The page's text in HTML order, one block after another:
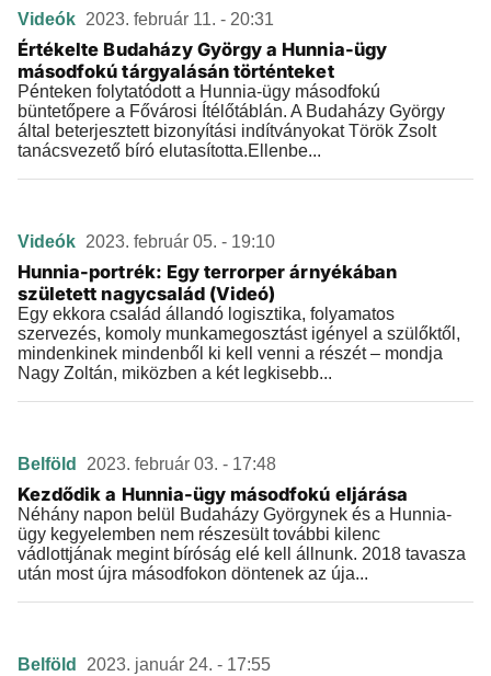
Videók 2023. február 11. - 20:31
Értékelte Budaházy György a Hunnia-ügy
másodfokú tárgyalásán történteket
Pénteken folytatódott a Hunnia-ügy másodfokú
büntetőpere a Fővárosi Ítélőtáblán. A Budaházy György
által beterjesztett bizonyítási indítványokat Török Zsolt
tanácsvezető bíró elutasította.Ellenbe...
Videók 2023. február 05. - 19:10
Hunnia-portrék: Egy terrorper árnyékában
született nagycsalád (Videó)
Egy ekkora család állandó logisztika, folyamatos
szervezés, komoly munkamegosztást igényel a szülőktől,
mindenkinek mindenből ki kell venni a részét – mondja
Nagy Zoltán, miközben a két legkisebb...
Belföld 2023. február 03. - 17:48
Kezdődik a Hunnia-ügy másodfokú eljárása
Néhány napon belül Budaházy Györgynek és a Hunnia-
ügy kegyelemben nem részesült további kilenc
vádlottjának megint bíróság elé kell állnunk. 2018 tavasza
után most újra másodfokon döntenek az úja...
Belföld 2023. január 24. - 17:55